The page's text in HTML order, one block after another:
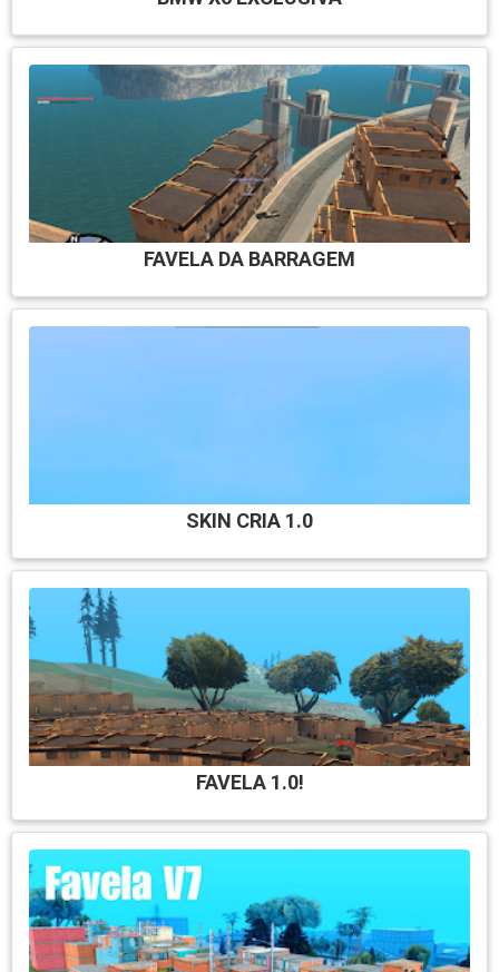
FAVELA DA BARRAGEM
SKIN CRIA 1.0
FAVELA 1.0!